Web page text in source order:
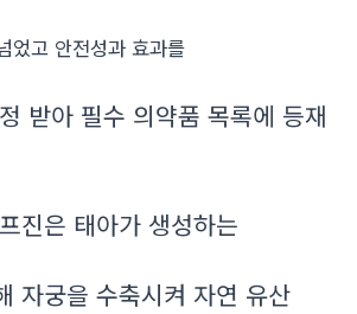
었고 안전성과 효과를
받아 필수 의약품 목록에 등재
진은 태아가 생성하는
자궁을 수축시켜 자연 유산